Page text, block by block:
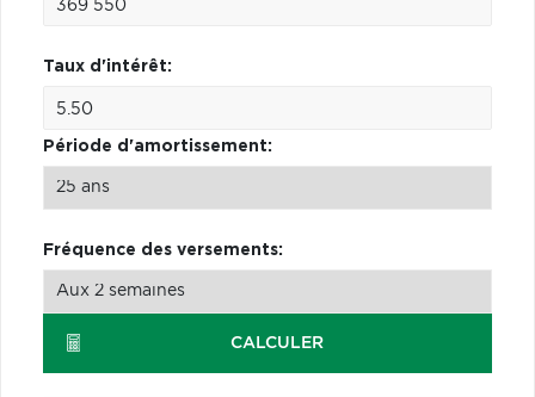
Taux d'intérêt:
Période d'amortissement:
Fréquence des versements:
CALCULER